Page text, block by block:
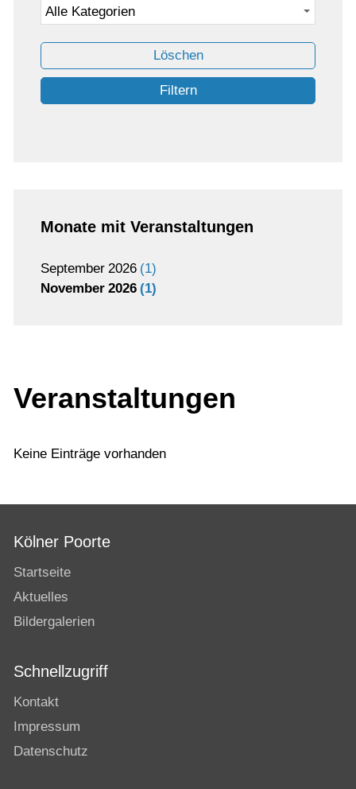
Löschen
Filtern
Monate mit Veranstaltungen
September 2026 1
November 2026 1
Veranstaltungen
Keine Einträge vorhanden
Kölner Poorte
Startseite
Aktuelles
Bildergalerien
Schnellzugriff
Kontakt
Impressum
Datenschutz